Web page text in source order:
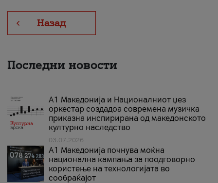
Назад
Последни новости
А1 Македонија и Националниот џез
оркестар создадоа современа музичка
приказна инспирирана од македонското
културно наследство
03.07.2026
A1 Македонија почнува моќна
национална кампања за поодговорно
користење на технологијата во
сообраќајот